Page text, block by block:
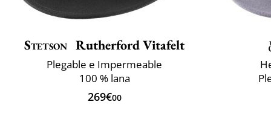
Stetson Rutherford Vitafelt
Plegable e Impermeable
100 % lana
269€00